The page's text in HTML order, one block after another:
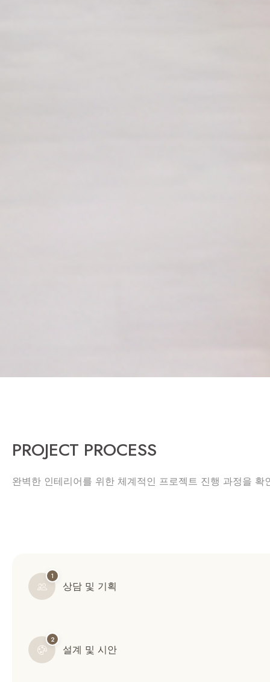
PROJECT PROCESS
완벽한 인테리어를 위한 체계적인 프로젝트 진행 과정을 확
1
상담 및 기획
2
설계 및 시안